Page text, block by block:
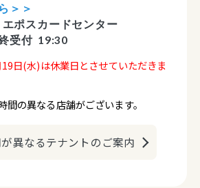
＞＞
エポスカードセンター
受付 19:30
日(水)は休業日とさせていただきま
の異なる店舗がございます。
異なるテナントのご案内